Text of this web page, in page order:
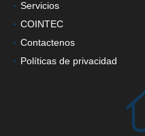
Servicios
COINTEC
Contactenos
Políticas de privacidad